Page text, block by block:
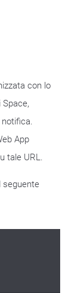
con lo
App
tale URL.
seguente